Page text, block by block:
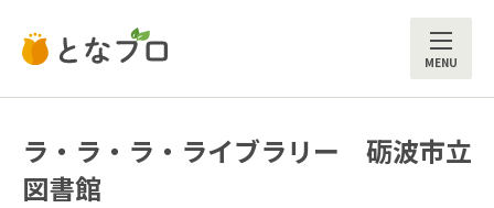
ラ・ラ・ラ・ライブラリー 砺波市立
図書館